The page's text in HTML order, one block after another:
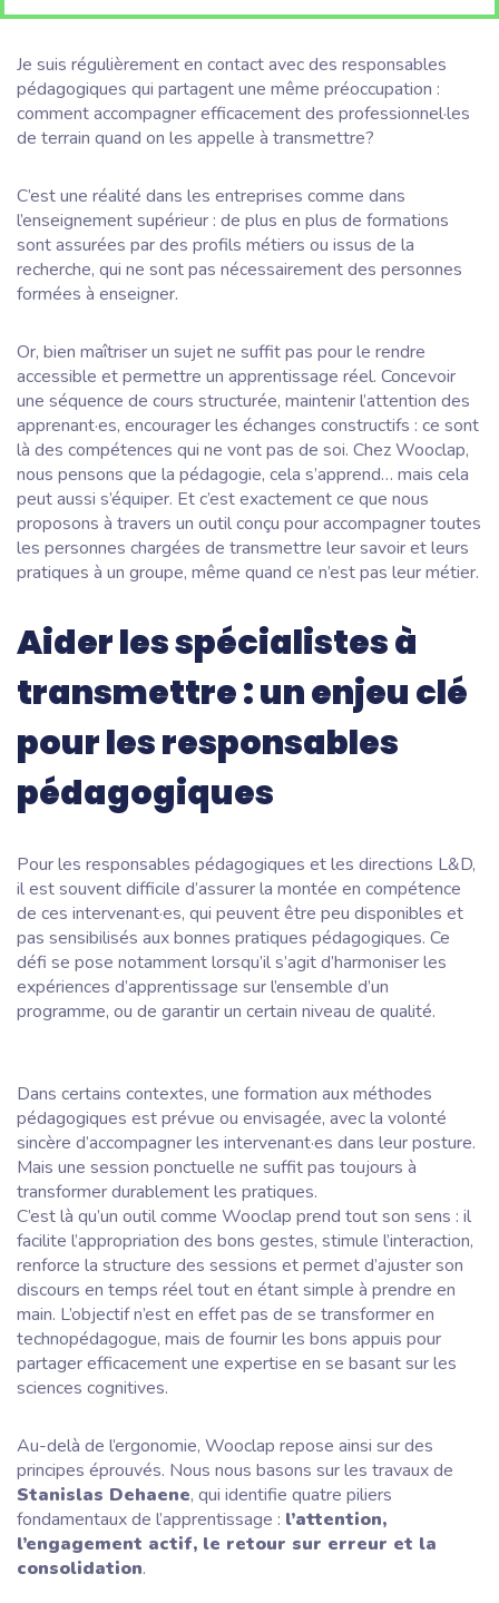
Je suis régulièrement en contact avec des responsables
pédagogiques qui partagent une même préoccupation :
comment accompagner efficacement des professionnel·les
de terrain quand on les appelle à transmettre?
C’est une réalité dans les entreprises comme dans
l’enseignement supérieur : de plus en plus de formations
sont assurées par des profils métiers ou issus de la
recherche, qui ne sont pas nécessairement des personnes
formées à enseigner.
Or, bien maîtriser un sujet ne suffit pas pour le rendre
accessible et permettre un apprentissage réel. Concevoir
une séquence de cours structurée, maintenir l’attention des
apprenant·es, encourager les échanges constructifs : ce sont
là des compétences qui ne vont pas de soi. Chez Wooclap,
nous pensons que la pédagogie, cela s’apprend… mais cela
peut aussi s’équiper. Et c’est exactement ce que nous
proposons à travers un outil conçu pour accompagner toutes
les personnes chargées de transmettre leur savoir et leurs
pratiques à un groupe, même quand ce n’est pas leur métier.
Aider les spécialistes à
transmettre : un enjeu clé
pour les responsables
pédagogiques
Pour les responsables pédagogiques et les directions L&D,
il est souvent difficile d’assurer la montée en compétence
de ces intervenant·es, qui peuvent être peu disponibles et
pas sensibilisés aux bonnes pratiques pédagogiques. Ce
défi se pose notamment lorsqu’il s’agit d’harmoniser les
expériences d’apprentissage sur l’ensemble d’un
programme, ou de garantir un certain niveau de qualité.
Dans certains contextes, une formation aux méthodes
pédagogiques est prévue ou envisagée, avec la volonté
sincère d’accompagner les intervenant·es dans leur posture.
Mais une session ponctuelle ne suffit pas toujours à
transformer durablement les pratiques.
C’est là qu’un outil comme Wooclap prend tout son sens : il
facilite l’appropriation des bons gestes, stimule l’interaction,
renforce la structure des sessions et permet d’ajuster son
discours en temps réel tout en étant simple à prendre en
main. L’objectif n’est en effet pas de se transformer en
technopédagogue, mais de fournir les bons appuis pour
partager efficacement une expertise en se basant sur les
sciences cognitives.
Au-delà de l’ergonomie, Wooclap repose ainsi sur des
principes éprouvés. Nous nous basons sur les travaux de
Stanislas Dehaene, qui identifie quatre piliers
fondamentaux de l’apprentissage : l’attention,
l’engagement actif, le retour sur erreur et la
consolidation.